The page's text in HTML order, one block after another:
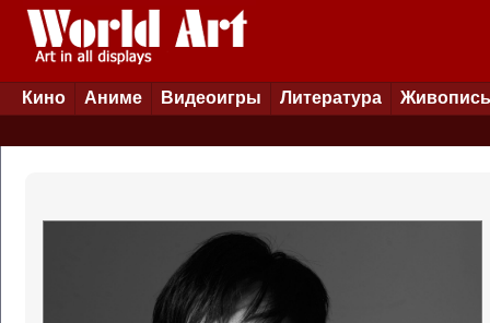
Кино Аниме Видеоигры Литература Живопись